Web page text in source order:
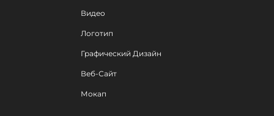
Видео
Логотип
Графический Дизайн
Веб-Сайт
Мокап